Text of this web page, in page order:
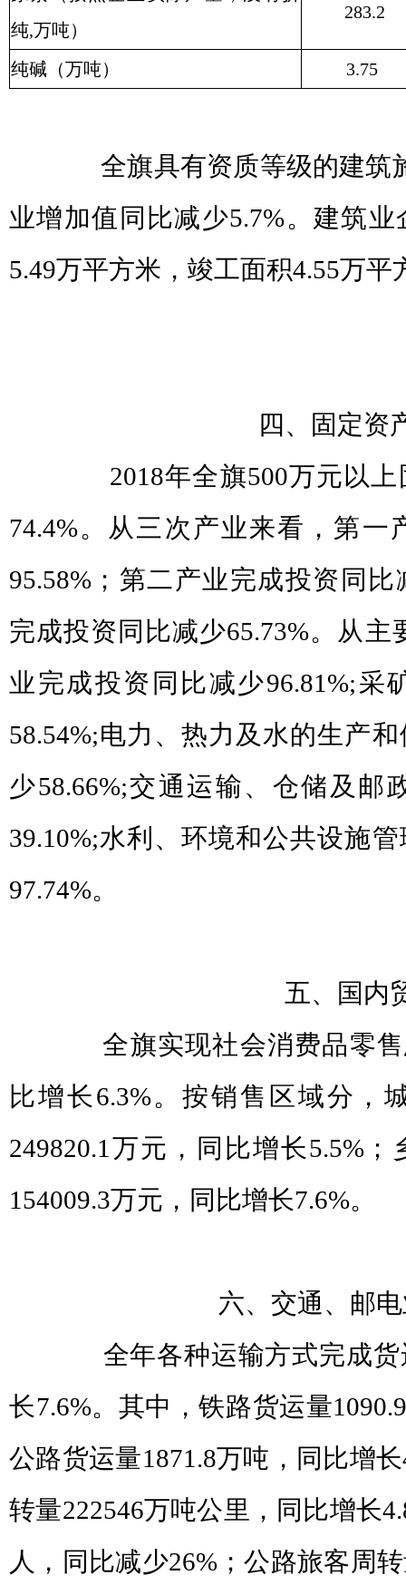
纯,万吨）
283.2
纯碱（万吨） 3.75
全旗具有资质等级的建筑
业增加值同比减少5.7%。建筑
5.49万平方米，竣工面积4.55万平
四、固定资
2018年全旗500万元以上
74.4%。从三次产业来看，第一
95.58%；第二产业完成投资同比
完成投资同比减少65.73%。从
业完成投资同比减少96.81%;采
58.54%;电力、热力及水的生产
少58.66%;交通运输、仓储及邮
39.10%;水利、环境和公共设施
97.74%。
五、国内
全旗实现社会消费品零售
比增长6.3%。按销售区域分，
249820.1万元，同比增长5.5%
154009.3万元，同比增长7.6%。
六、交通、邮电
全年各种运输方式完成货
长7.6%。其中，铁路货运量
公路货运量1871.8万吨，同比增
转量222546万吨公里，同比增长
人，同比减少26%；公路旅客周